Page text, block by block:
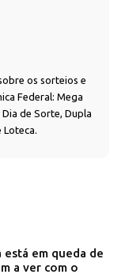
os sorteios e
Federal: Mega
de Sorte, Dupla
está em queda de
a ver com o